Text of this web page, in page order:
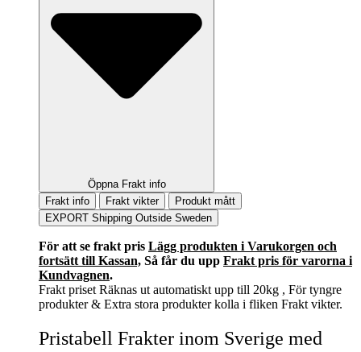
Öppna Frakt info
Frakt info
Frakt vikter
Produkt mått
EXPORT Shipping Outside Sweden
För att se frakt pris Lägg produkten i Varukorgen och
fortsätt till Kassan, Så får du upp Frakt pris för varorna i
Kundvagnen.
Frakt priset Räknas ut automatiskt upp till 20kg , För tyngre
produkter & Extra stora produkter kolla i fliken Frakt vikter.
Pristabell Frakter inom Sverige med